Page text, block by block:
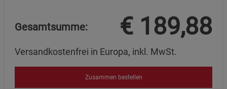
Gesamtsumme: € 189,88
Versandkostenfrei in Europa, inkl. MwSt.
Zusammen bestellen